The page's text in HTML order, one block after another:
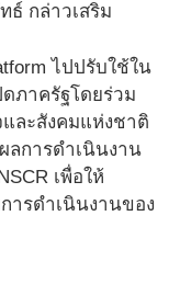
กล่าวเสริม
ไปปรับใช้ใน
ภาครัฐโดยร่วม
ละสังคมแห่งชาติ
ลการดำเนินงาน
เพื่อให้
ารดำเนินงานของ